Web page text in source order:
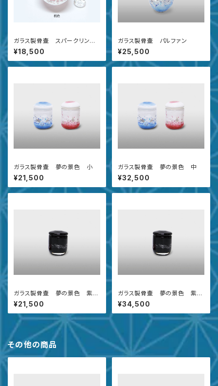
ガラス製骨壷 スパークリング
アップル
¥18,500
ガラス製骨壷 パルファン
¥25,500
ガラス製骨壷 夢の景色 小
¥21,500
ガラス製骨壷 夢の景色 中
¥32,500
ガラス製骨壷 夢の景色 紫
紺 小
¥21,500
ガラス製骨壷 夢の景色 紫
紺 中
¥34,500
その他の商品